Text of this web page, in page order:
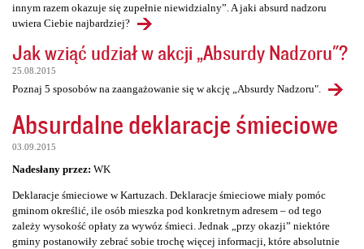
innym razem okazuje się zupełnie niewidzialny”. A jaki absurd nadzoru
uwiera Ciebie najbardziej?
Jak wziąć udział w akcji „Absurdy Nadzoru"?
25.08.2015
Poznaj 5 sposobów na zaangażowanie się w akcję „Absurdy Nadzoru".
Absurdalne deklaracje śmieciowe
03.09.2015
Nadesłany przez: WK
Deklaracje śmieciowe w Kartuzach. Deklaracje śmieciowe miały pomóc
gminom określić, ile osób mieszka pod konkretnym adresem – od tego
zależy wysokość opłaty za wywóz śmieci. Jednak „przy okazji” niektóre
gminy postanowiły zebrać sobie trochę więcej informacji, które absolutnie